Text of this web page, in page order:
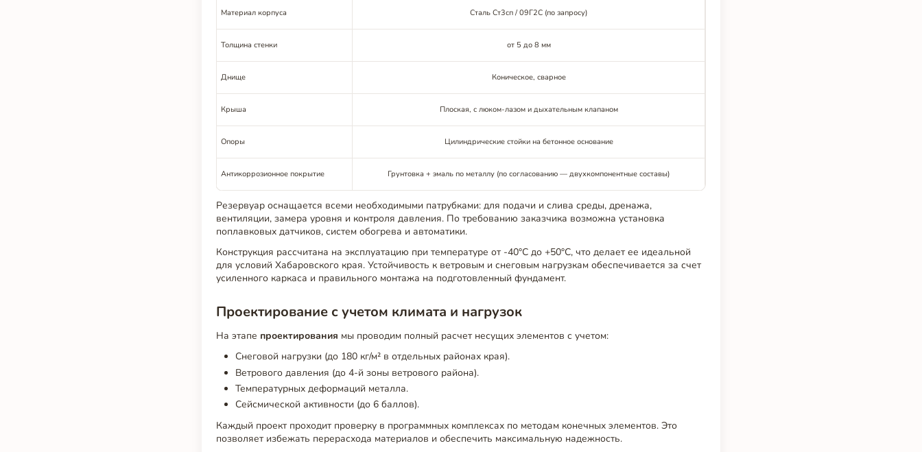
Материал корпуса Сталь Ст3сп / 09Г2С (по запросу)
Толщина стенки от 5 до 8 мм
Днище Коническое, сварное
Крыша Плоская, с люком-лазом и дыхательным клапаном
Опоры Цилиндрические стойки на бетонное основание
Антикоррозионное покрытие Грунтовка + эмаль по металлу (по согласованию — двухкомпонентные составы)
Резервуар оснащается всеми необходимыми патрубками: для подачи и слива среды, дренажа,
вентиляции, замера уровня и контроля давления. По требованию заказчика возможна установка
поплавковых датчиков, систем обогрева и автоматики.
Конструкция рассчитана на эксплуатацию при температуре от -40°C до +50°C, что делает ее идеальной
для условий Хабаровского края. Устойчивость к ветровым и снеговым нагрузкам обеспечивается за счет
усиленного каркаса и правильного монтажа на подготовленный фундамент.
Проектирование с учетом климата и нагрузок
На этапе проектирования мы проводим полный расчет несущих элементов с учетом:
Снеговой нагрузки (до 180 кг/м² в отдельных районах края).
Ветрового давления (до 4-й зоны ветрового района).
Температурных деформаций металла.
Сейсмической активности (до 6 баллов).
Каждый проект проходит проверку в программных комплексах по методам конечных элементов. Это
позволяет избежать перерасхода материалов и обеспечить максимальную надежность.